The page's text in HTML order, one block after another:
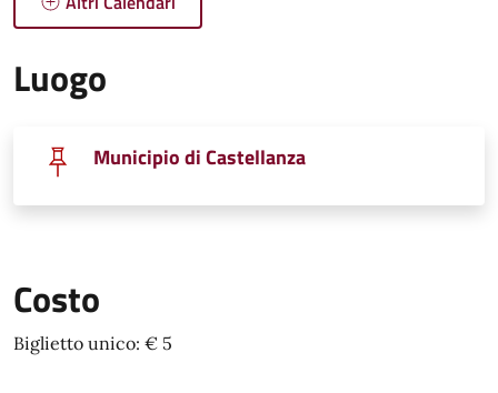
Luogo
Municipio di Castellanza
Costo
Biglietto unico: € 5